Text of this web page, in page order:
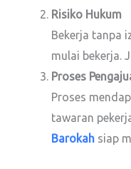
Risiko Hukum
Bekerja tanpa
mulai bekerja.
Proses
Proses
tawaran
Barokah siap